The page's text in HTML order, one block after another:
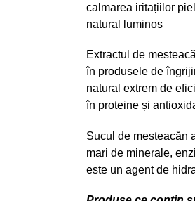
calmarea iritațiilor
natural luminos
Extractul de
în produsele de
natural extrem de
în proteine și
Sucul de mesteacăn
mari de minerale,
este un agent de